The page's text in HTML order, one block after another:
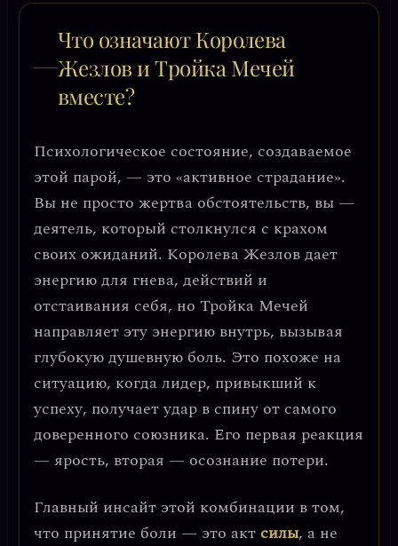
Что означают Королева
Жезлов и Тройка Мечей
вместе?
Психологическое состояние, создаваемое
этой парой, — это «активное страдание».
Вы не просто жертва обстоятельств, вы —
деятель, который столкнулся с крахом
своих ожиданий. Королева Жезлов дает
энергию для гнева, действий и
отстаивания себя, но Тройка Мечей
направляет эту энергию внутрь, вызывая
глубокую душевную боль. Это похоже на
ситуацию, когда лидер, привыкший к
успеху, получает удар в спину от самого
доверенного союзника. Его первая реакция
— ярость, вторая — осознание потери.
Главный инсайт этой комбинации в том,
что принятие боли — это акт силы, а не